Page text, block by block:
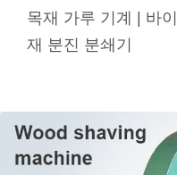
목재 가루 기계 | 바
재 분진 분쇄기